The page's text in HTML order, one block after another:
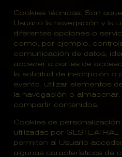
Cookies técnicas: Son
Usuario la navegación y la
diferentes opciones o
como, por ejemplo,
comunicación de datos,
acceder a partes de
la solicitud de inscripción o
evento, utilizar elementos
la navegación o
compartir contenidos.
Cookies de
utilizadas por
permiten al Usuario
algunas características de